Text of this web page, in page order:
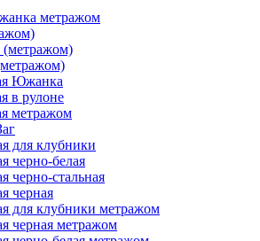
метражом
Южанка
в рулоне
метражом
для клубники
черно-белая
черно-стальная
черная
для клубники метражом
черная метражом